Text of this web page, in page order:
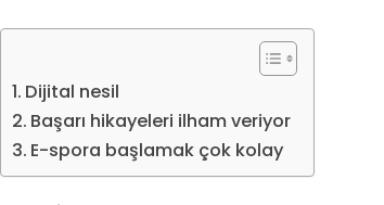
Dijital nesil
Başarı hikayeleri ilham veriyor
E-spora başlamak çok kolay